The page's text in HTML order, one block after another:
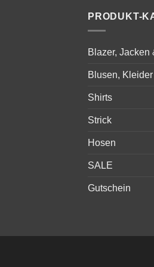
PRODUKT-
Blazer, Jacken
Blusen,
Shirts
Strick
Hosen
SALE
Gutschein